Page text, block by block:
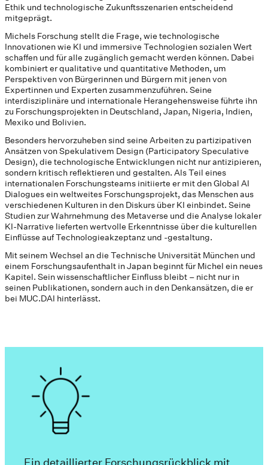
Ethik und technologische Zukunftsszenarien entscheidend
mitgeprägt.
Michels Forschung stellt die Frage, wie technologische
Innovationen wie KI und immersive Technologien sozialen Wert
schaffen und für alle zugänglich gemacht werden können. Dabei
kombiniert er qualitative und quantitative Methoden, um
Perspektiven von Bürgerinnen und Bürgern mit jenen von
Expertinnen und Experten zusammenzuführen. Seine
interdisziplinäre und internationale Herangehensweise führte ihn
zu Forschungsprojekten in Deutschland, Japan, Nigeria, Indien,
Mexiko und Bolivien.
Besonders hervorzuheben sind seine Arbeiten zu partizipativen
Ansätzen von Spekulativem Design (Participatory Speculative
Design), die technologische Entwicklungen nicht nur antizipieren,
sondern kritisch reflektieren und gestalten. Als Teil eines
internationalen Forschungsteams initiierte er mit den Global AI
Dialogues ein weltweites Forschungsprojekt, das Menschen aus
verschiedenen Kulturen in den Diskurs über KI einbindet. Seine
Studien zur Wahrnehmung des Metaverse und die Analyse lokaler
KI-Narrative lieferten wertvolle Erkenntnisse über die kulturellen
Einflüsse auf Technologieakzeptanz und -gestaltung.
Mit seinem Wechsel an die Technische Universität München und
einem Forschungsaufenthalt in Japan beginnt für Michel ein neues
Kapitel. Sein wissenschaftlicher Einfluss bleibt – nicht nur in
seinen Publikationen, sondern auch in den Denkansätzen, die er
bei MUC.DAI hinterlässt.
Ein detaillierter Forschungsrückblick mit